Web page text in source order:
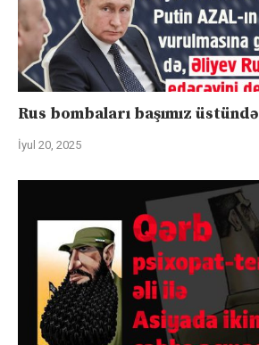
Rus bombaları başımız üstündə
İyul 20, 2025